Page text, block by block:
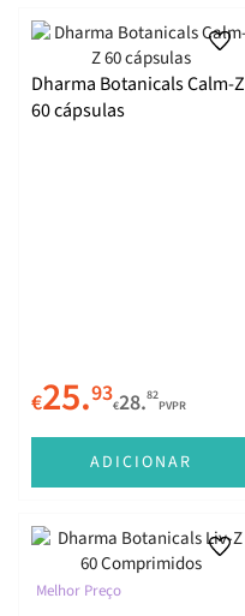
Dharma Botanicals Calm-Z
60 cápsulas
€25.93€28.82
PVPR
ADICIONAR
Melhor Preço